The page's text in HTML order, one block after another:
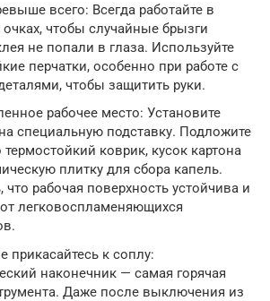
всего: Всегда работайте в
чтобы случайные брызги
не попали в глаза. Используйте
перчатки, особенно при работе с
чтобы защитить руки.
рабочее место: Установите
специальную подставку. Подложите
коврик, кусок картона
плитку для сбора капель.
что рабочая поверхность устойчива и
легковоспламеняющихся
прикасайтесь к соплу:
наконечник — самая горячая
Даже после выключения из